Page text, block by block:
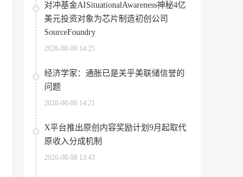
对冲基金AISituationalAwareness神秘4亿
美元投资对象为芯片制造初创公司
SourceFoundry
2026-08-08 14:25
经济学家：通胀已是关乎美联储信誉的
问题
2026-08-08 14:21
X平台推出原创内容奖励计划9月起取代
原收入分成机制
2026-08-08 13:43